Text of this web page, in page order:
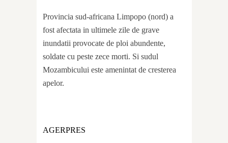
Provincia sud-africana Limpopo (nord) a
fost afectata in ultimele zile de grave
inundatii provocate de ploi abundente,
soldate cu peste zece morti. Si sudul
Mozambicului este amenintat de cresterea
apelor.
AGERPRES